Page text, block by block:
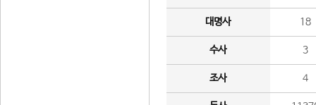
대명사 18
수사 3
조사 4